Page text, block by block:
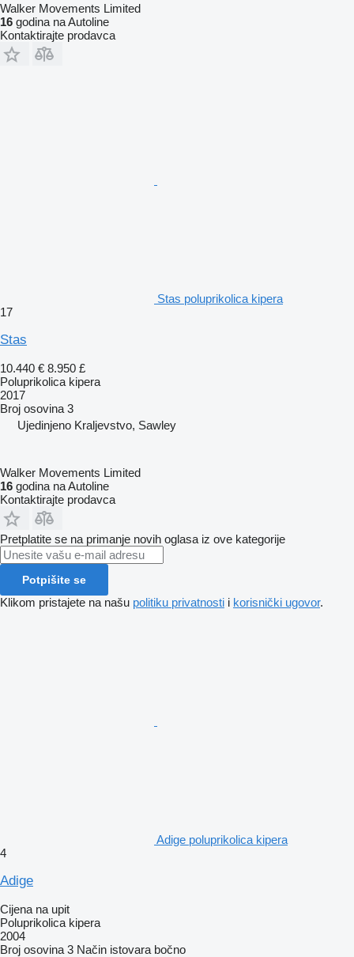
Walker Movements Limited
16 godina na Autoline
Kontaktirajte prodavca
Stas poluprikolica kipera
17
Stas
10.440 € 8.950 £
Poluprikolica kipera
2017
Broj osovina 3
Ujedinjeno Kraljevstvo, Sawley
Walker Movements Limited
16 godina na Autoline
Kontaktirajte prodavca
Pretplatite se na primanje novih oglasa iz ove kategorije
Potpišite se
Klikom pristajete na našu politiku privatnosti i korisnički ugovor.
Adige poluprikolica kipera
4
Adige
Cijena na upit
Poluprikolica kipera
2004
Broj osovina 3 Način istovara bočno